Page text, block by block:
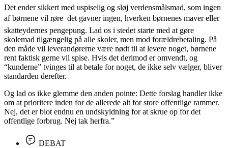
Det ender sikkert med uspiselig og sløj verdensmålsmad, som ingen
af børnene vil røre  det gavner ingen, hverken børnenes maver eller
skatteydernes pengepung. Lad os i stedet starte med at gøre
skolemad tilgængelig på alle skoler, men mod forældrebetaling. På
den måde vil leverandørerne være nødt til at levere noget, børnene
rent faktisk gerne vil spise. Hvis det derimod er omvendt, og
“kunderne” tvinges til at betale for noget, de ikke selv vælger, bliver
standarden derefter.
Og lad os ikke glemme den anden pointe: Dette forslag handler ikke
om at prioritere inden for de allerede alt for store offentlige rammer.
Nej, det er blot endnu en undskyldning for at skrue op for det
offentlige forbrug. Nej tak herfra.”
DEBAT